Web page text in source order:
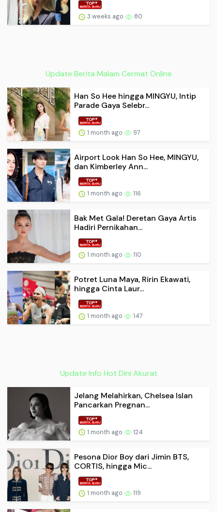
3 weeks ago 80
Update Berita Malam Cermat Online
Han So Hee hingga MINGYU, Intip
Parade Gaya Selebr...
1 month ago 97
Airport Look Han So Hee, MINGYU,
dan Kimberley Ann...
1 month ago 116
Bak Met Gala! Deretan Gaya Artis
Hadiri Pernikahan...
1 month ago 110
Potret Luna Maya, Ririn Ekawati,
hingga Cinta Laur...
1 month ago 147
Update Info Hot Dini Akurat
Jelang Melahirkan, Chelsea Islan
Pancarkan Pregnan...
1 month ago 124
Pesona Dior Boy dari Jimin BTS,
CORTIS, hingga Mic...
1 month ago 119